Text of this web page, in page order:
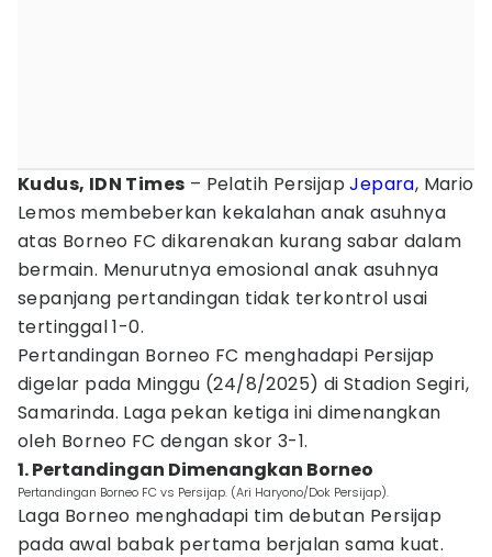
Kudus, IDN Times – Pelatih PersijapJepara, Mario
Lemos membeberkan kekalahan anak asuhnya
atas Borneo FC dikarenakan kurang sabar dalam
bermain. Menurutnya emosional anak asuhnya
sepanjang pertandingan tidak terkontrol usai
tertinggal 1-0.
Pertandingan Borneo FC menghadapi Persijap
digelar pada Minggu (24/8/2025) di Stadion Segiri,
Samarinda. Laga pekan ketiga ini dimenangkan
oleh Borneo FC dengan skor 3-1.
1. Pertandingan Dimenangkan Borneo
Pertandingan Borneo FC vs Persijap. (Ari Haryono/Dok Persijap).
Laga Borneo menghadapi tim debutan Persijap
pada awal babak pertama berjalan sama kuat.